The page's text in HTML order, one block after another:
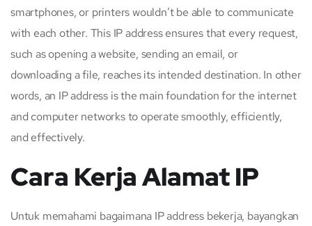
smartphones, or printers wouldn’t be able to communicate
with each other. This IP address ensures that every request,
such as opening a website, sending an email, or
downloading a file, reaches its intended destination. In other
words, an IP address is the main foundation for the internet
and computer networks to operate smoothly, efficiently,
and effectively.
Cara Kerja Alamat IP
Untuk memahami bagaimana IP address bekerja, bayangkan